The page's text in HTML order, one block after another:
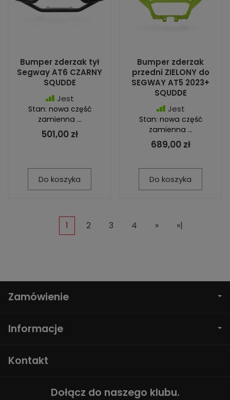
Bumper zderzak tył
Segway AT6 CZARNY
SQUDDE
Jest
Stan: nowa część
zamienna ...
501,00 zł
Do koszyka
Bumper zderzak
przedni ZIELONY do
SEGWAY AT5 2023+
SQUDDE
Jest
Stan: nowa część
zamienna ...
689,00 zł
Do koszyka
1 2 3 4 » »|
Zamówienie
Informacje
Kontakt
Dołącz do naszego klubu.